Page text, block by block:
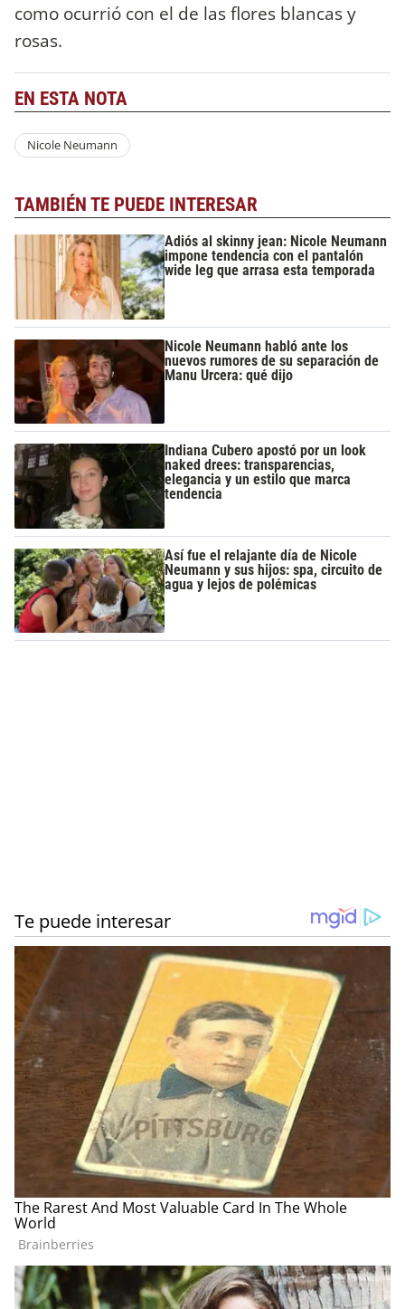
como ocurrió con el de las flores blancas y
rosas.
EN ESTA NOTA
Nicole Neumann
TAMBIÉN TE PUEDE INTERESAR
Adiós al skinny jean: Nicole Neumann
impone tendencia con el pantalón
wide leg que arrasa esta temporada
Nicole Neumann habló ante los
nuevos rumores de su separación de
Manu Urcera: qué dijo
Indiana Cubero apostó por un look
naked drees: transparencias,
elegancia y un estilo que marca
tendencia
Así fue el relajante día de Nicole
Neumann y sus hijos: spa, circuito de
agua y lejos de polémicas